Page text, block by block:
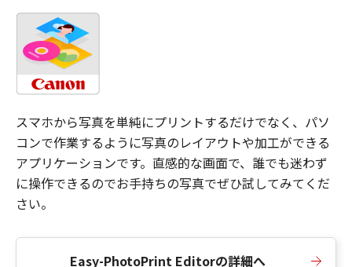
スマホから写真を単純にプリントするだけでなく、パソ
コンで作業するように写真のレイアウトや加工ができる
アプリケーションです。直感的な画面で、誰でも迷わず
に操作できるのでお手持ちの写真でぜひ試してみてくだ
さい。
Easy-PhotoPrint Editorの詳細へ